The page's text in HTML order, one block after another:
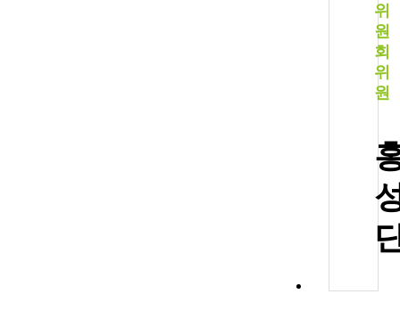
위
원
회
위
원